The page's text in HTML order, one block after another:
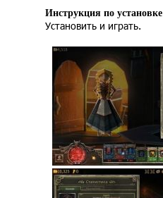
Инструкция по установке
Установить и играть.